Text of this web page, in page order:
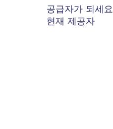
공급자가 되세요
현재 제공자